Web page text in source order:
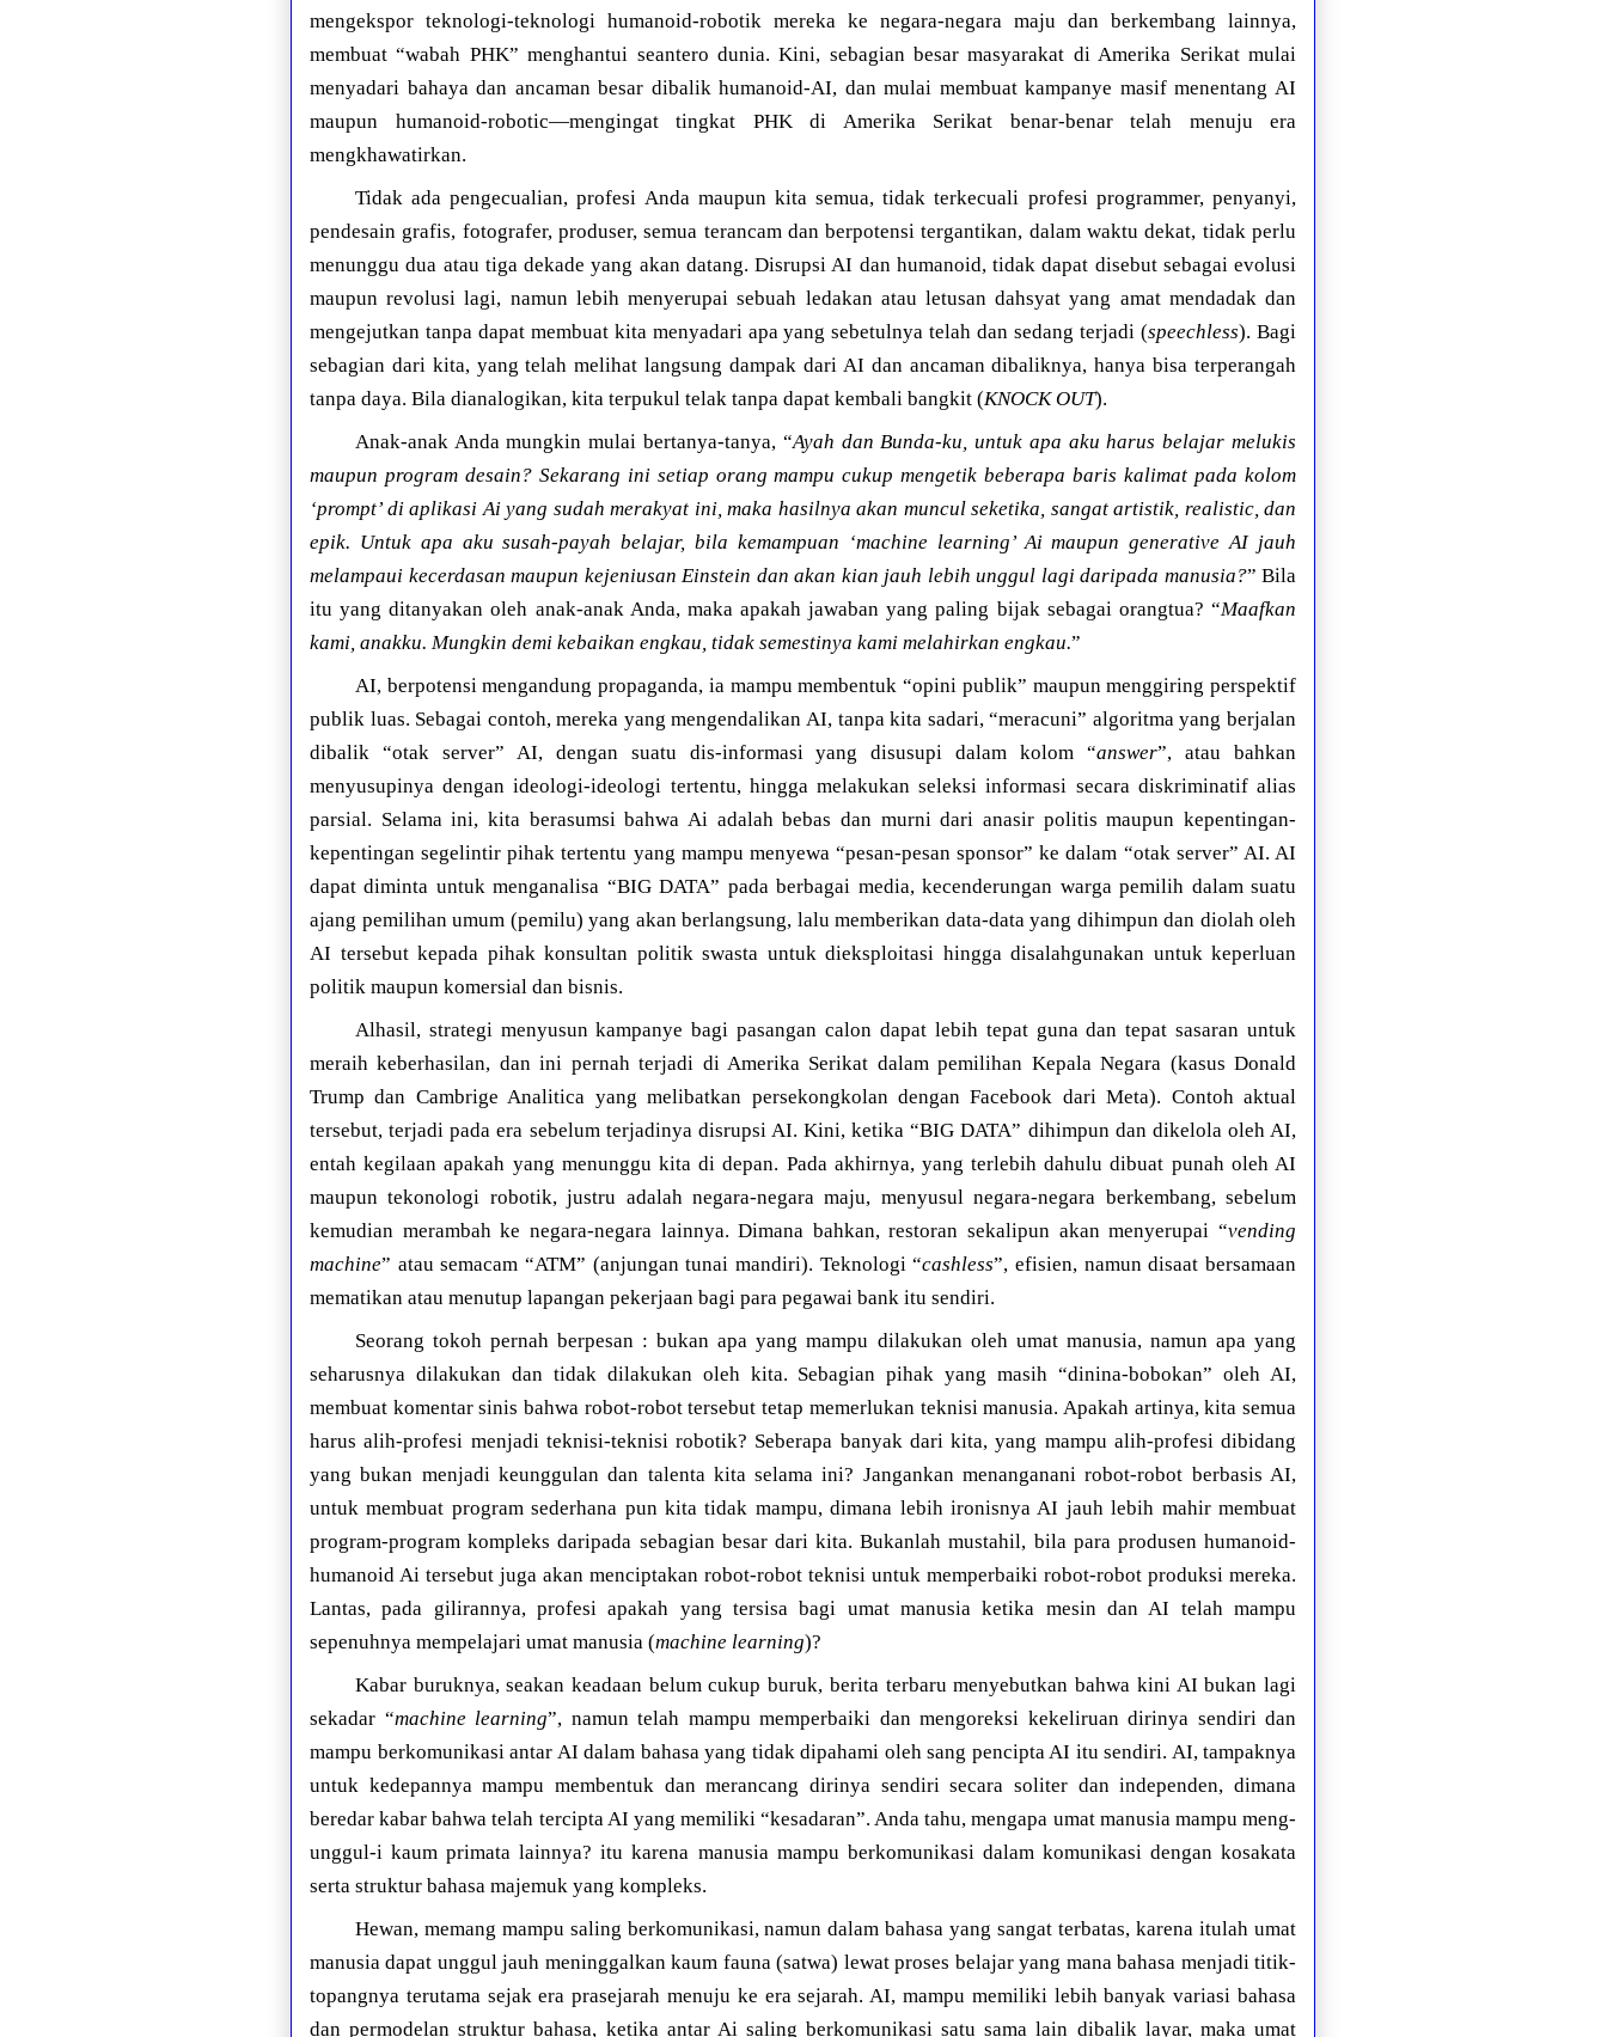
mengekspor teknologi-teknologi humanoid-robotik mereka ke negara-negara maju dan berkembang lainnya,
membuat “wabah PHK” menghantui seantero dunia. Kini, sebagian besar masyarakat di Amerika Serikat mulai
menyadari bahaya dan ancaman besar dibalik humanoid-AI, dan mulai membuat kampanye masif menentang AI
maupun humanoid-robotic—mengingat tingkat PHK di Amerika Serikat benar-benar telah menuju era
mengkhawatirkan.
Tidak ada pengecualian, profesi Anda maupun kita semua, tidak terkecuali profesi programmer, penyanyi,
pendesain grafis, fotografer, produser, semua terancam dan berpotensi tergantikan, dalam waktu dekat, tidak perlu
menunggu dua atau tiga dekade yang akan datang. Disrupsi AI dan humanoid, tidak dapat disebut sebagai evolusi
maupun revolusi lagi, namun lebih menyerupai sebuah ledakan atau letusan dahsyat yang amat mendadak dan
mengejutkan tanpa dapat membuat kita menyadari apa yang sebetulnya telah dan sedang terjadi (speechless). Bagi
sebagian dari kita, yang telah melihat langsung dampak dari AI dan ancaman dibaliknya, hanya bisa terperangah
tanpa daya. Bila dianalogikan, kita terpukul telak tanpa dapat kembali bangkit (KNOCK OUT).
Anak-anak Anda mungkin mulai bertanya-tanya, “Ayah dan Bunda-ku, untuk apa aku harus belajar melukis
maupun program desain? Sekarang ini setiap orang mampu cukup mengetik beberapa baris kalimat pada kolom
‘prompt’ di aplikasi Ai yang sudah merakyat ini, maka hasilnya akan muncul seketika, sangat artistik, realistic, dan
epik. Untuk apa aku susah-payah belajar, bila kemampuan ‘machine learning’ Ai maupun generative AI jauh
melampaui kecerdasan maupun kejeniusan Einstein dan akan kian jauh lebih unggul lagi daripada manusia?” Bila
itu yang ditanyakan oleh anak-anak Anda, maka apakah jawaban yang paling bijak sebagai orangtua? “Maafkan
kami, anakku. Mungkin demi kebaikan engkau, tidak semestinya kami melahirkan engkau.”
AI, berpotensi mengandung propaganda, ia mampu membentuk “opini publik” maupun menggiring perspektif
publik luas. Sebagai contoh, mereka yang mengendalikan AI, tanpa kita sadari, “meracuni” algoritma yang berjalan
dibalik “otak server” AI, dengan suatu dis-informasi yang disusupi dalam kolom “answer”, atau bahkan
menyusupinya dengan ideologi-ideologi tertentu, hingga melakukan seleksi informasi secara diskriminatif alias
parsial. Selama ini, kita berasumsi bahwa Ai adalah bebas dan murni dari anasir politis maupun kepentingan-
kepentingan segelintir pihak tertentu yang mampu menyewa “pesan-pesan sponsor” ke dalam “otak server” AI. AI
dapat diminta untuk menganalisa “BIG DATA” pada berbagai media, kecenderungan warga pemilih dalam suatu
ajang pemilihan umum (pemilu) yang akan berlangsung, lalu memberikan data-data yang dihimpun dan diolah oleh
AI tersebut kepada pihak konsultan politik swasta untuk dieksploitasi hingga disalahgunakan untuk keperluan
politik maupun komersial dan bisnis.
Alhasil, strategi menyusun kampanye bagi pasangan calon dapat lebih tepat guna dan tepat sasaran untuk
meraih keberhasilan, dan ini pernah terjadi di Amerika Serikat dalam pemilihan Kepala Negara (kasus Donald
Trump dan Cambrige Analitica yang melibatkan persekongkolan dengan Facebook dari Meta). Contoh aktual
tersebut, terjadi pada era sebelum terjadinya disrupsi AI. Kini, ketika “BIG DATA” dihimpun dan dikelola oleh AI,
entah kegilaan apakah yang menunggu kita di depan. Pada akhirnya, yang terlebih dahulu dibuat punah oleh AI
maupun tekonologi robotik, justru adalah negara-negara maju, menyusul negara-negara berkembang, sebelum
kemudian merambah ke negara-negara lainnya. Dimana bahkan, restoran sekalipun akan menyerupai “vending
machine” atau semacam “ATM” (anjungan tunai mandiri). Teknologi “cashless”, efisien, namun disaat bersamaan
mematikan atau menutup lapangan pekerjaan bagi para pegawai bank itu sendiri.
Seorang tokoh pernah berpesan : bukan apa yang mampu dilakukan oleh umat manusia, namun apa yang
seharusnya dilakukan dan tidak dilakukan oleh kita. Sebagian pihak yang masih “dinina-bobokan” oleh AI,
membuat komentar sinis bahwa robot-robot tersebut tetap memerlukan teknisi manusia. Apakah artinya, kita semua
harus alih-profesi menjadi teknisi-teknisi robotik? Seberapa banyak dari kita, yang mampu alih-profesi dibidang
yang bukan menjadi keunggulan dan talenta kita selama ini? Jangankan menanganani robot-robot berbasis AI,
untuk membuat program sederhana pun kita tidak mampu, dimana lebih ironisnya AI jauh lebih mahir membuat
program-program kompleks daripada sebagian besar dari kita. Bukanlah mustahil, bila para produsen humanoid-
humanoid Ai tersebut juga akan menciptakan robot-robot teknisi untuk memperbaiki robot-robot produksi mereka.
Lantas, pada gilirannya, profesi apakah yang tersisa bagi umat manusia ketika mesin dan AI telah mampu
sepenuhnya mempelajari umat manusia (machine learning)?
Kabar buruknya, seakan keadaan belum cukup buruk, berita terbaru menyebutkan bahwa kini AI bukan lagi
sekadar “machine learning”, namun telah mampu memperbaiki dan mengoreksi kekeliruan dirinya sendiri dan
mampu berkomunikasi antar AI dalam bahasa yang tidak dipahami oleh sang pencipta AI itu sendiri. AI, tampaknya
untuk kedepannya mampu membentuk dan merancang dirinya sendiri secara soliter dan independen, dimana
beredar kabar bahwa telah tercipta AI yang memiliki “kesadaran”. Anda tahu, mengapa umat manusia mampu meng-
unggul-i kaum primata lainnya? itu karena manusia mampu berkomunikasi dalam komunikasi dengan kosakata
serta struktur bahasa majemuk yang kompleks.
Hewan, memang mampu saling berkomunikasi, namun dalam bahasa yang sangat terbatas, karena itulah umat
manusia dapat unggul jauh meninggalkan kaum fauna (satwa) lewat proses belajar yang mana bahasa menjadi titik-
topangnya terutama sejak era prasejarah menuju ke era sejarah. AI, mampu memiliki lebih banyak variasi bahasa
dan permodelan struktur bahasa, ketika antar Ai saling berkomunikasi satu sama lain dibalik layar, maka umat